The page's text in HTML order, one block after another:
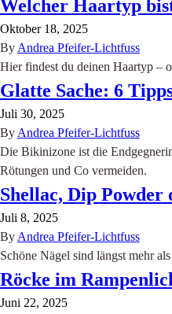
Welcher Haartyp
Oktober 18, 2025
By Andrea Pfeifer-Lichtfuss
Hier findest du deinen Haartyp –
Glatte Sache: 6
Juli 30, 2025
By Andrea Pfeifer-Lichtfuss
Die Bikinizone ist die
Rötungen und Co vermeiden.
Shellac, Dip Powder
Juli 8, 2025
By Andrea Pfeifer-Lichtfuss
Schöne Nägel sind längst mehr
Röcke im
Juni 22, 2025